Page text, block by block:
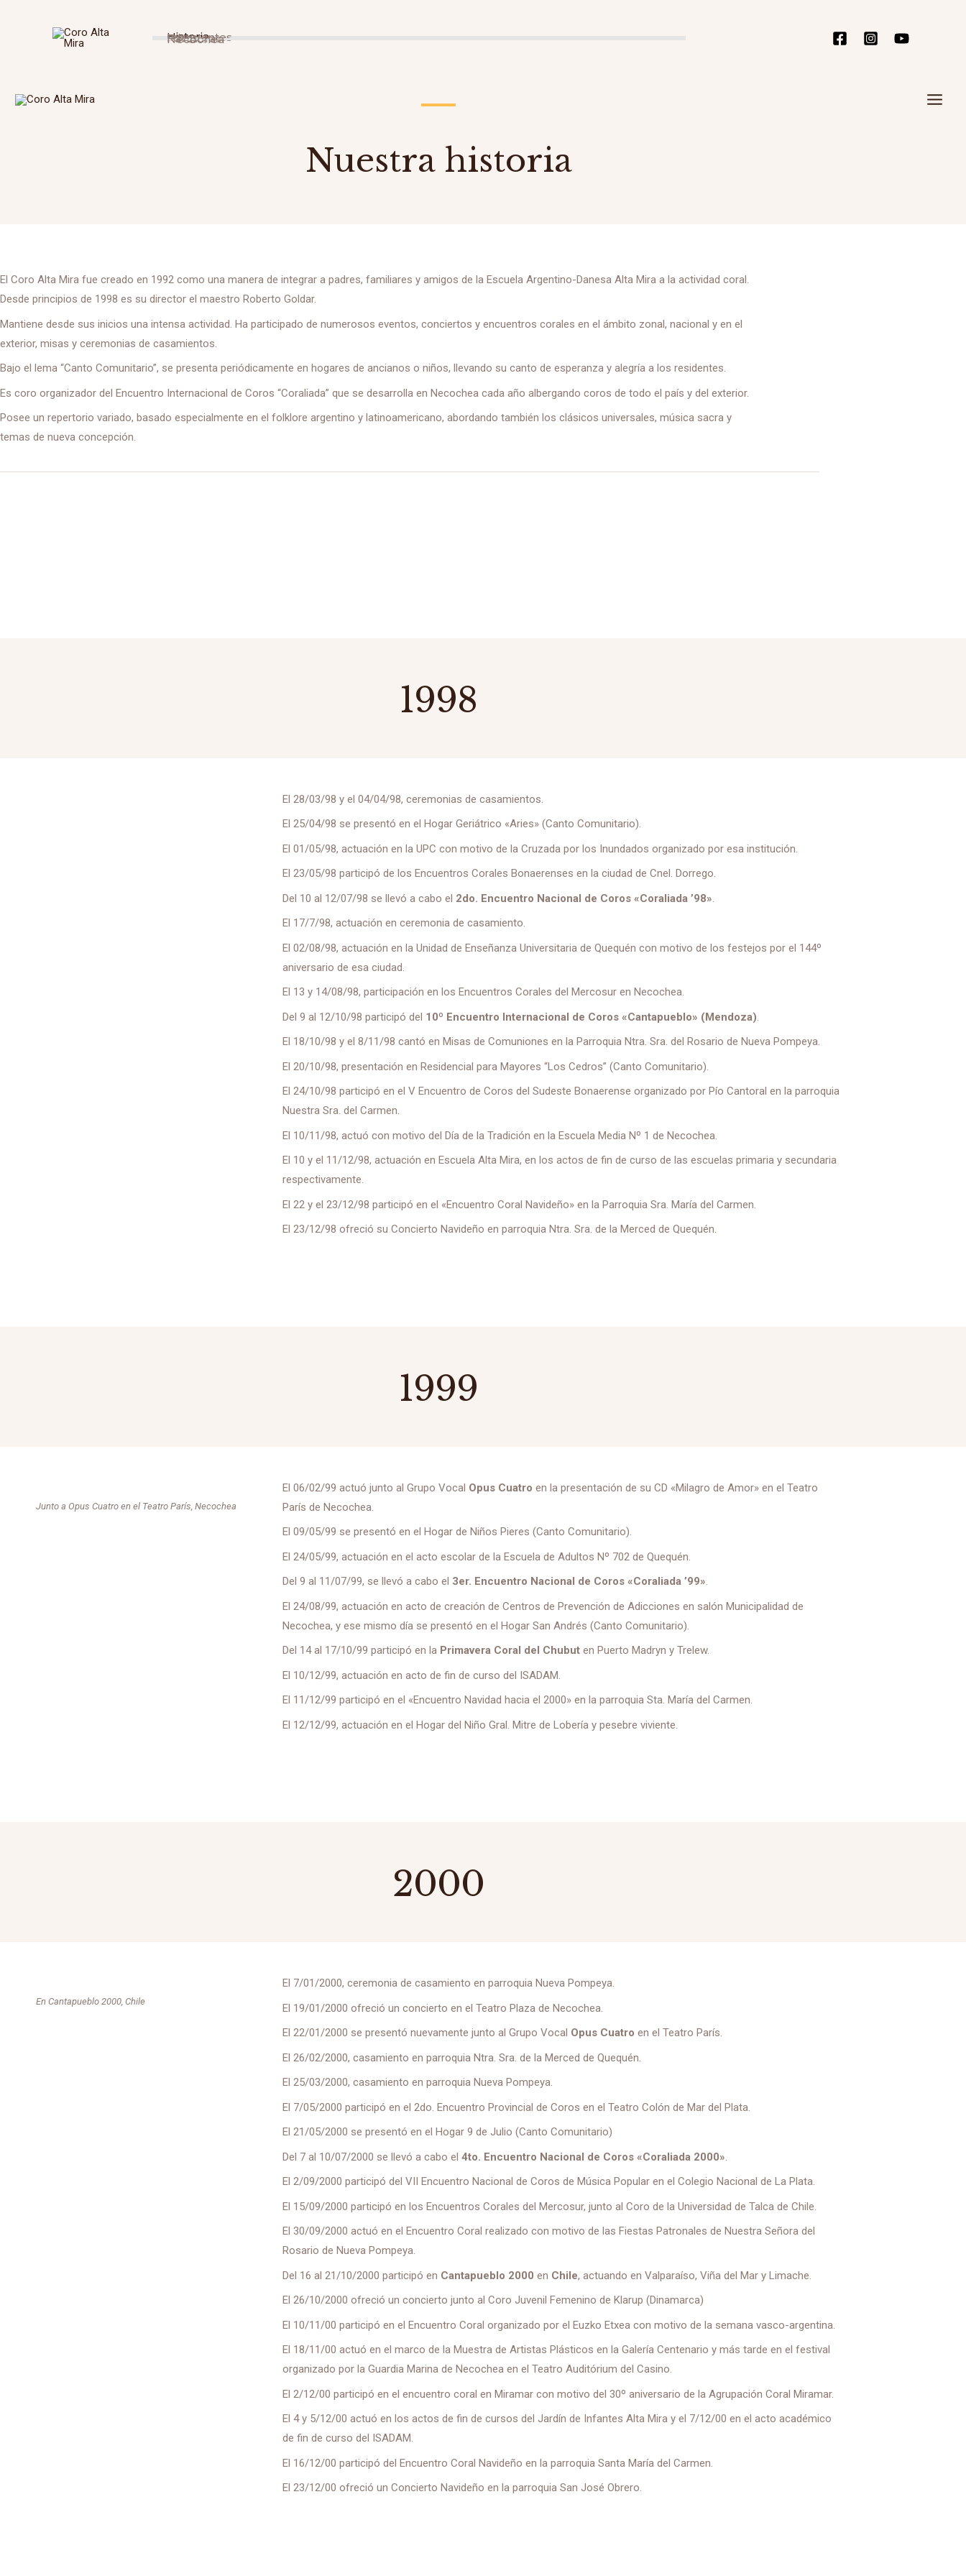
Historia
Integrantes
Fotos
Partituras
Necochea
Nuestra historia
El Coro Alta Mira fue creado en 1992 como una manera de integrar a padres, familiares y amigos de la Escuela Argentino-Danesa Alta Mira a la actividad coral.
Desde principios de 1998 es su director el maestro Roberto Goldar.
Mantiene desde sus inicios una intensa actividad. Ha participado de numerosos eventos, conciertos y encuentros corales en el ámbito zonal, nacional y en el
exterior, misas y ceremonias de casamientos.
Bajo el lema “Canto Comunitario”, se presenta periódicamente en hogares de ancianos o niños, llevando su canto de esperanza y alegría a los residentes.
Es coro organizador del Encuentro Internacional de Coros “Coraliada” que se desarrolla en Necochea cada año albergando coros de todo el país y del exterior.
Posee un repertorio variado, basado especialmente en el folklore argentino y latinoamericano, abordando también los clásicos universales, música sacra y
temas de nueva concepción.
1998
El 28/03/98 y el 04/04/98, ceremonias de casamientos.
El 25/04/98 se presentó en el Hogar Geriátrico «Aries» (Canto Comunitario).
El 01/05/98, actuación en la UPC con motivo de la Cruzada por los Inundados organizado por esa institución.
El 23/05/98 participó de los Encuentros Corales Bonaerenses en la ciudad de Cnel. Dorrego.
Del 10 al 12/07/98 se llevó a cabo el 2do. Encuentro Nacional de Coros «Coraliada ’98»
El 17/7/98, actuación en ceremonia de casamiento.
El 02/08/98, actuación en la Unidad de Enseñanza Universitaria de Quequén con motivo de los festejos por el 144º
aniversario de esa ciudad.
El 13 y 14/08/98, participación en los Encuentros Corales del Mercosur en Necochea.
Del 9 al 12/10/98 participó del 10º Encuentro Internacional de Coros «Cantapueblo» (Mendoza)
El 18/10/98 y el 8/11/98 cantó en Misas de Comuniones en la Parroquia Ntra. Sra. del Rosario de Nueva Pompeya.
El 20/10/98, presentación en Residencial para Mayores “Los Cedros” (Canto Comunitario).
El 24/10/98 participó en el V Encuentro de Coros del Sudeste Bonaerense organizado por Pío Cantoral en la parroquia
Nuestra Sra. del Carmen.
El 10/11/98, actuó con motivo del Día de la Tradición en la Escuela Media Nº 1 de Necochea.
El 10 y el 11/12/98, actuación en Escuela Alta Mira, en los actos de fin de curso de las escuelas primaria y secundaria
respectivamente.
El 22 y el 23/12/98 participó en el «Encuentro Coral Navideño» en la Parroquia Sra. María del Carmen.
El 23/12/98 ofreció su Concierto Navideño en parroquia Ntra. Sra. de la Merced de Quequén.
1999
Junto a Opus Cuatro en el Teatro París, Necochea
El 06/02/99 actuó junto al Grupo Vocal Opus Cuatro en la presentación de su CD «Milagro de Amor» en el Teatro
París de Necochea.
El 09/05/99 se presentó en el Hogar de Niños Pieres (Canto Comunitario).
El 24/05/99, actuación en el acto escolar de la Escuela de Adultos Nº 702 de Quequén.
Del 9 al 11/07/99, se llevó a cabo el 3er. Encuentro Nacional de Coros «Coraliada ’99».
El 24/08/99, actuación en acto de creación de Centros de Prevención de Adicciones en salón Municipalidad de
Necochea, y ese mismo día se presentó en el Hogar San Andrés (Canto Comunitario).
Del 14 al 17/10/99 participó en la Primavera Coral del Chubut en Puerto Madryn y Trelew.
El 10/12/99, actuación en acto de fin de curso del ISADAM.
El 11/12/99 participó en el «Encuentro Navidad hacia el 2000» en la parroquia Sta. María del Carmen.
El 12/12/99, actuación en el Hogar del Niño Gral. Mitre de Lobería y pesebre viviente.
2000
En Cantapueblo 2000, Chile
El 7/01/2000, ceremonia de casamiento en parroquia Nueva Pompeya.
El 19/01/2000 ofreció un concierto en el Teatro Plaza de Necochea.
El 22/01/2000 se presentó nuevamente junto al Grupo Vocal Opus Cuatro en el Teatro París.
El 26/02/2000, casamiento en parroquia Ntra. Sra. de la Merced de Quequén.
El 25/03/2000, casamiento en parroquia Nueva Pompeya.
El 7/05/2000 participó en el 2do. Encuentro Provincial de Coros en el Teatro Colón de Mar del Plata.
El 21/05/2000 se presentó en el Hogar 9 de Julio (Canto Comunitario)
Del 7 al 10/07/2000 se llevó a cabo el 4to. Encuentro Nacional de Coros «Coraliada 2000»
El 2/09/2000 participó del VII Encuentro Nacional de Coros de Música Popular en el Colegio Nacional de La Plata.
El 15/09/2000 participó en los Encuentros Corales del Mercosur, junto al Coro de la Universidad de Talca de Chile.
El 30/09/2000 actuó en el Encuentro Coral realizado con motivo de las Fiestas Patronales de Nuestra Señora del
Rosario de Nueva Pompeya.
Del 16 al 21/10/2000 participó en Cantapueblo 2000 en Chile, actuando en Valparaíso, Viña del Mar y Limache.
El 26/10/2000 ofreció un concierto junto al Coro Juvenil Femenino de Klarup (Dinamarca)
El 10/11/00 participó en el Encuentro Coral organizado por el Euzko Etxea con motivo de la semana vasco-argentina.
El 18/11/00 actuó en el marco de la Muestra de Artistas Plásticos en la Galería Centenario y más tarde en el festival
organizado por la Guardia Marina de Necochea en el Teatro Auditórium del Casino.
El 2/12/00 participó en el encuentro coral en Miramar con motivo del 30º aniversario de la Agrupación Coral Miramar.
El 4 y 5/12/00 actuó en los actos de fin de cursos del Jardín de Infantes Alta Mira y el 7/12/00 en el acto académico
de fin de curso del ISADAM.
El 16/12/00 participó del Encuentro Coral Navideño en la parroquia Santa María del Carmen.
El 23/12/00 ofreció un Concierto Navideño en la parroquia San José Obrero.